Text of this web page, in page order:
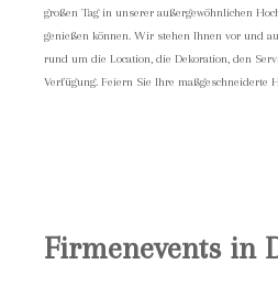
großen Tag in unserer außergewöhnlichen
genießen können. Wir stehen Ihnen vor und
rund um die Location, die Dekoration, den
Verfügung. Feiern Sie Ihre maßgeschneiderte
Firmenevents in